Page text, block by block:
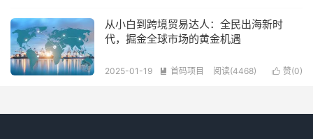
从小白到跨境贸易达人：全民出海新时
代，掘金全球市场的黄金机遇
 赞(0)
2025-01-19  首码项目 阅读(4468)